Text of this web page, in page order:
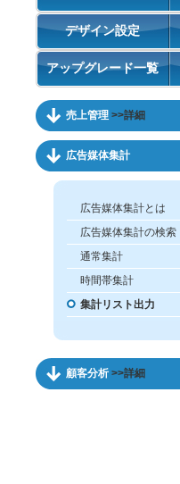
デザイン設定
アップグレード一覧
売上管理 >>詳細
広告媒体集計
広告媒体集計とは
広告媒体集計の検索
通常集計
時間帯集計
集計リスト出力
顧客分析 >>詳細